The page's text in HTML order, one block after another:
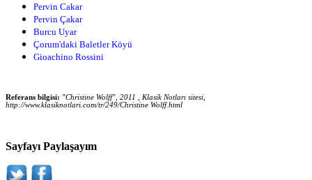
Pervin Cakar
Pervin Çakar
Burcu Uyar
Çorum'daki Baletler Köyü
Gioachino Rossini
Referans bilgisi: "Christine Wolff", 2011 , Klasik Notları sitesi,
http://www.klasiknotlari.com/tr/249/Christine Wolff.html
Sayfayı Paylaşayım